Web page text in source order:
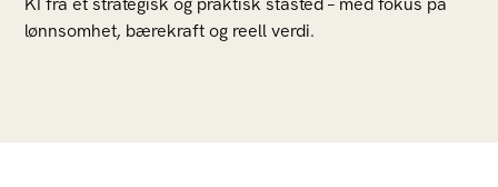
lønnsomhet, bærekraft og reell verdi.